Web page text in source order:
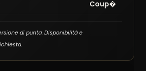
Coup�
di punta. Disponibilità e